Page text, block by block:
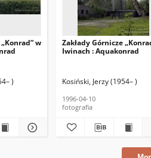
w
)
Zakłady Górnicze
Iwinach : Aquakonrad
Kosiński, Jerzy (1954– )
1996-04-10
fotografia